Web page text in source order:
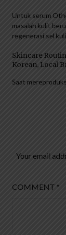
Untuk serum
masalah kulit
regenerasi sel
Skincare
Korean, Local
Saat
Your email
COMMENT *